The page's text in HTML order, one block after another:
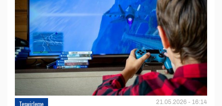
Teswirleme 21.05.2026 - 16:14